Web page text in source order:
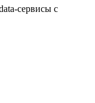
сервисы с